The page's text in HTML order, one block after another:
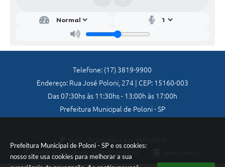
Prefeitura Municipal de Poloni - SP e os cookies:
nosso site usa cookies para melhorar a sua
Telefone: (17) 3819-9900
Endereço: Rua José Poloni, 274 | CEP: 15160-003
Das 07:30hs às 11:30hs - 13:00h às 17:00h
Prefeitura Municipal de Poloni - SP
Portal atualizado em:
06/08/2026 17:15